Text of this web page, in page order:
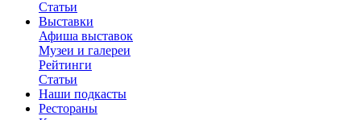
Статьи
Выставки
Афиша выставок
Музеи и галереи
Рейтинги
Статьи
Наши подкасты
Рестораны